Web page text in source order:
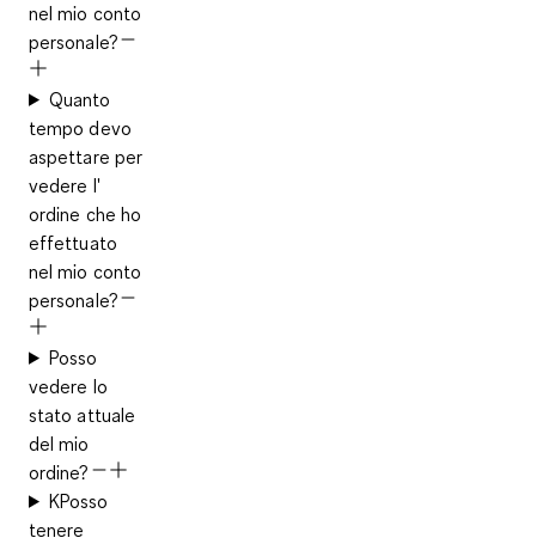
nel mio conto
personale?
Quanto
tempo devo
aspettare per
vedere l'
ordine che ho
effettuato
nel mio conto
personale?
Posso
vedere lo
stato attuale
del mio
ordine?
KPosso
tenere